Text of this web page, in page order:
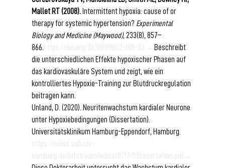
Mallet RT (2008). Intermittent hypoxia: cause of or
therapy for systemic hypertension? Experimental
Biology and Medicine (Maywood), 233(8), 857–
866.
https://doi.org/10.3181/0802-MR-52→ Beschreibt
die unterschiedlichen Effekte hypoxischer Phasen auf
das kardiovaskuläre System und zeigt, wie ein
kontrolliertes Hypoxie-Training zur Blutdruckregulation
beitragen kann.
Unland, D. (2020). Neuritenwachstum kardialer Neurone
unter Hypoxiebedingungen (Dissertation).
Universitätsklinikum Hamburg-Eppendorf, Hamburg.
https://ediss.sub.uni-
hamburg.de/bitstream/ediss/8717/1/Dissertation.pdf→